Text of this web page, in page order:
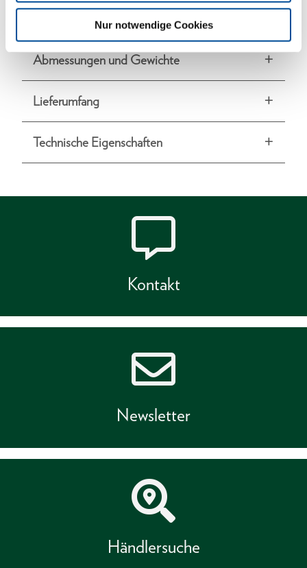
Nur notwendige Cookies
Lieferung in stabiler Kartonage
Abmessungen und Gewichte
Lieferumfang
Technische Eigenschaften
Kontakt
Newsletter
Händlersuche